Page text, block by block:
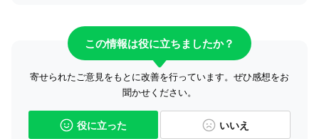
この情報は役に立ちましたか？
寄せられたご意見をもとに改善を行っています。ぜひ感想をお
聞かせください。
役に立った いいえ